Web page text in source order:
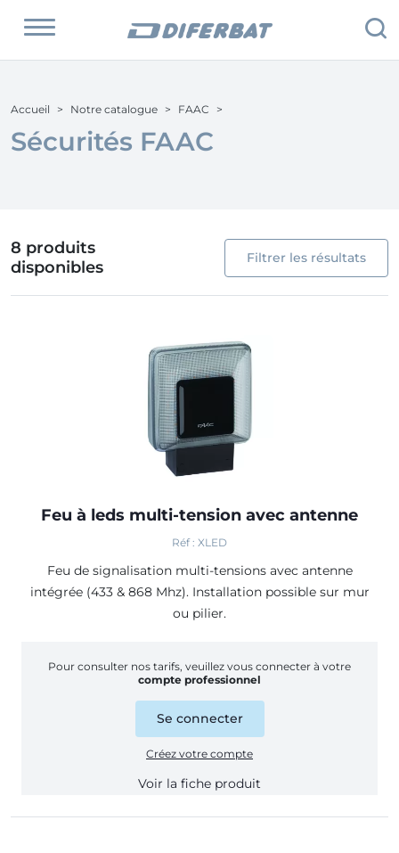
Accueil Notre catalogue FAAC
Sécurités FAAC
8 produits
disponibles
Filtrer les résultats
Feu à leds multi-tension avec antenne
Réf : XLED
Feu de signalisation multi-tensions avec antenne
intégrée (433 & 868 Mhz). Installation possible sur mur
ou pilier.
Pour consulter nos tarifs, veuillez vous connecter à votre
compte professionnel
Se connecter
Créez votre compte
Voir la fiche produit